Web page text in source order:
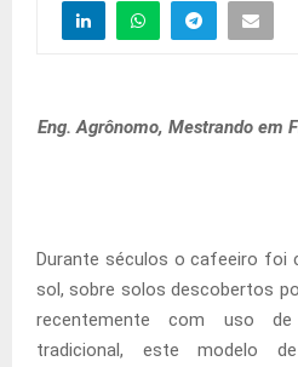
Eng. Agrônomo, Mestrando em
Durante séculos o cafeeiro foi
sol, sobre solos descobertos
recentemente com uso de
tradicional, este modelo